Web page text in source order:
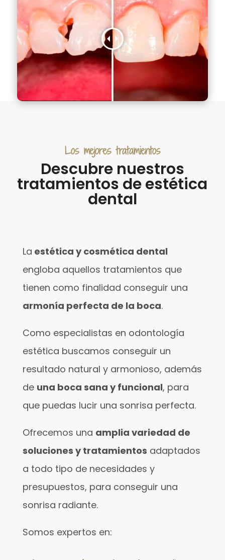
Los mejores tratamientos
Descubre nuestros
tratamientos de estética
dental
La estética y cosmética dental
engloba aquellos tratamientos que
tienen como finalidad conseguir una
armonía perfecta de la boca.
Como especialistas en odontología
estética buscamos conseguir un
resultado natural y armonioso, además
de una boca sana y funcional, para
que puedas lucir una sonrisa perfecta.
Ofrecemos una amplia variedad de
soluciones y tratamientos adaptados
a todo tipo de necesidades y
presupuestos, para conseguir una
sonrisa radiante.
Somos expertos en: